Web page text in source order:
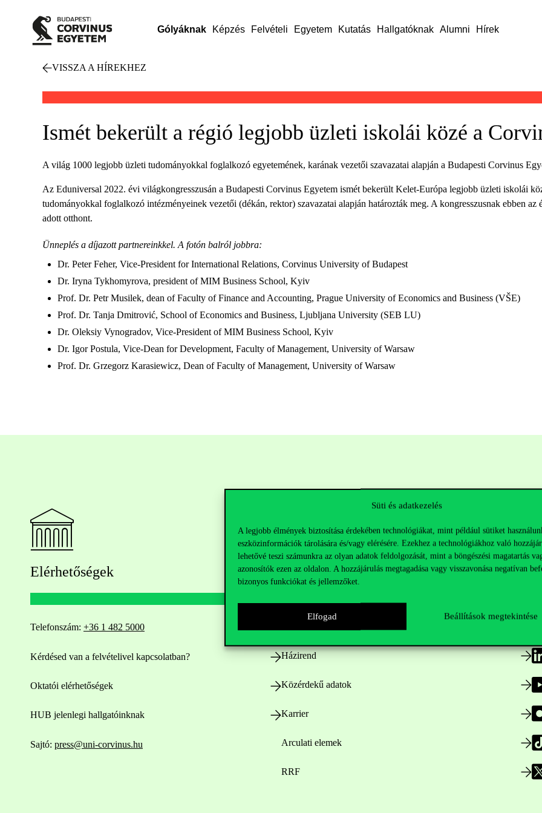
Süti és adatkezelés
A legjobb élmények biztosítása érdekében technológiákat, mint például sütiket
eszközinformációk tárolására és/vagy elérésére. Ezekhez a technológiákhoz való
lehetővé teszi számunkra az olyan adatok feldolgozását, mint a böngészési magatartás
azonosítók ezen az oldalon. A hozzájárulás megtagadása vagy visszavonása negatívan
bizonyos funkciókat és jellemzőket.
Elfogad Beállítások megtekintése
Gólyáknak Képzés Felvételi Egyetem Kutatás Hallgatóknak Alumni Hírek
VISSZA A HÍREKHEZ
Ismét bekerült a régió legjobb üzleti iskolái közé a
A világ 1000 legjobb üzleti tudományokkal foglalkozó egyetemének, karának vezetői szavazatai alapján a Budapesti Corvinus
Az Eduniversal 2022. évi világkongresszusán a Budapesti Corvinus Egyetem ismét bekerült Kelet-Európa legjobb üzleti iskolái
tudományokkal foglalkozó intézményeinek vezetői (dékán, rektor) szavazatai alapján határozták meg. A kongresszusnak ebben
adott otthont.
Ünneplés a díjazott partnereinkkel. A fotón balról jobbra:
Dr. Peter Feher, Vice-President for International Relations, Corvinus University of Budapest
Dr. Iryna Tykhomyrova, president of MIM Business School, Kyiv
Prof. Dr. Petr Musilek, dean of Faculty of Finance and Accounting, Prague University of Economics and Business (VŠE)
Prof. Dr. Tanja Dmitrović, School of Economics and Business, Ljubljana University (SEB LU)
Dr. Oleksiy Vynogradov, Vice-President of MIM Business School, Kyiv
Dr. Igor Postula, Vice-Dean for Development, Faculty of Management, University of Warsaw
Prof. Dr. Grzegorz Karasiewicz, Dean of Faculty of Management, University of Warsaw
Elérhetőségek
Telefonszám: +36 1 482 5000
Kérdésed van a felvételivel kapcsolatban?
Oktatói elérhetőségek
HUB jelenlegi hallgatóinknak
Sajtó: press@uni-corvinus.hu
Hasznos linkek
Házirend
Közérdekű adatok
Karrier
Arculati elemek
RRF